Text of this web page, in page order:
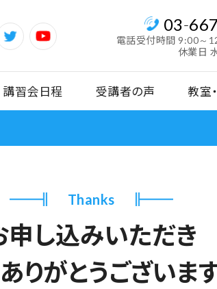
03-
電話受付時間 9:00～
休業日
講習会日程 受講者の声 教室
Thanks
申し込みいただき
りがとうございます